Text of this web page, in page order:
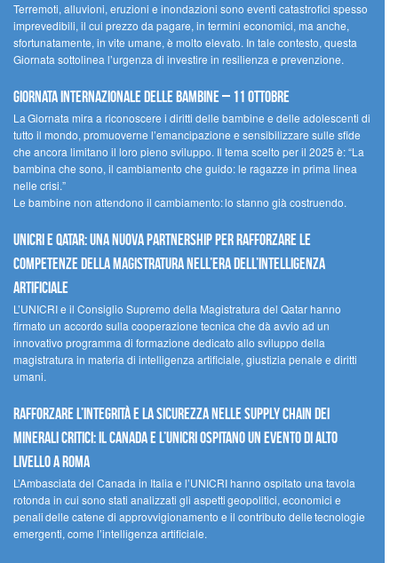
Terremoti, alluvioni, eruzioni e inondazioni sono eventi catastrofici spesso
imprevedibili, il cui prezzo da pagare, in termini economici, ma anche,
sfortunatamente, in vite umane, è molto elevato. In tale contesto, questa
Giornata sottolinea l’urgenza di investire in resilienza e prevenzione.
Giornata internazionale delle bambine – 11 ottobre
La Giornata mira a riconoscere i diritti delle bambine e delle adolescenti di
tutto il mondo, promuoverne l’emancipazione e sensibilizzare sulle sfide
che ancora limitano il loro pieno sviluppo. Il tema scelto per il 2025 è: “La
bambina che sono, il cambiamento che guido: le ragazze in prima linea
nelle crisi.”
Le bambine non attendono il cambiamento: lo stanno già costruendo.
UNICRI e Qatar: una nuova partnership per rafforzare le
competenze della magistratura nell’era dell’intelligenza
artificiale
L’UNICRI e il Consiglio Supremo della Magistratura del Qatar hanno
firmato un accordo sulla cooperazione tecnica che dà avvio ad un
innovativo programma di formazione dedicato allo sviluppo della
magistratura in materia di intelligenza artificiale, giustizia penale e diritti
umani.
Rafforzare l’integrità e la sicurezza nelle supply chain dei
minerali critici: il Canada e l’UNICRI ospitano un evento di alto
livello a Roma
L’Ambasciata del Canada in Italia e l’UNICRI hanno ospitato una tavola
rotonda in cui sono stati analizzati gli aspetti geopolitici, economici e
penali delle catene di approvvigionamento e il contributo delle tecnologie
emergenti, come l’intelligenza artificiale.